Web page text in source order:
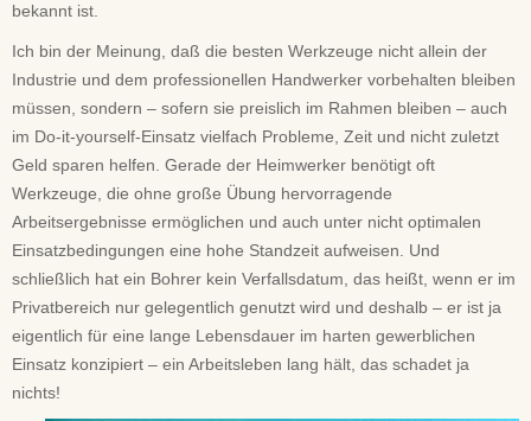
bekannt ist.
Ich bin der Meinung, daß die besten Werkzeuge nicht allein der
Industrie und dem professionellen Handwerker vorbehalten bleiben
müssen, sondern – sofern sie preislich im Rahmen bleiben – auch
im Do-it-yourself-Einsatz vielfach Probleme, Zeit und nicht zuletzt
Geld sparen helfen. Gerade der Heimwerker benötigt oft
Werkzeuge, die ohne große Übung hervorragende
Arbeitsergebnisse ermöglichen und auch unter nicht optimalen
Einsatzbedingungen eine hohe Standzeit aufweisen. Und
schließlich hat ein Bohrer kein Verfallsdatum, das heißt, wenn er im
Privatbereich nur gelegentlich genutzt wird und deshalb – er ist ja
eigentlich für eine lange Lebensdauer im harten gewerblichen
Einsatz konzipiert – ein Arbeitsleben lang hält, das schadet ja
nichts!